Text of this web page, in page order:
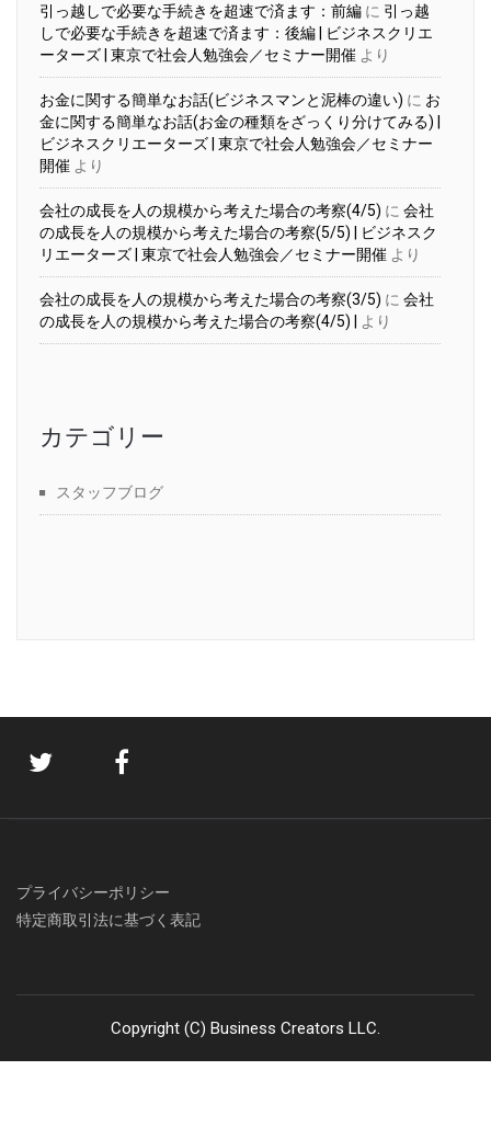
引っ越しで必要な手続きを超速で済ます：前編 に 引っ越
しで必要な手続きを超速で済ます：後編 | ビジネスクリエ
ーターズ | 東京で社会人勉強会／セミナー開催 より
お金に関する簡単なお話(ビジネスマンと泥棒の違い) に お
金に関する簡単なお話(お金の種類をざっくり分けてみる) |
ビジネスクリエーターズ | 東京で社会人勉強会／セミナー
開催 より
会社の成長を人の規模から考えた場合の考察(4/5) に 会社
の成長を人の規模から考えた場合の考察(5/5) | ビジネスク
リエーターズ | 東京で社会人勉強会／セミナー開催 より
会社の成長を人の規模から考えた場合の考察(3/5) に 会社
の成長を人の規模から考えた場合の考察(4/5) |
より
カテゴリー
スタッフブログ
プライバシーポリシー
特定商取引法に基づく表記
Copyright (C) Business Creators LLC.